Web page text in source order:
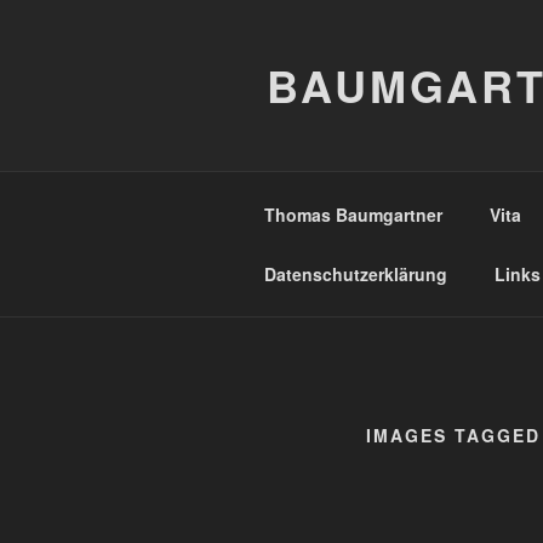
Thomas Baumgartner Vita
Datenschutzerklärung Links
IMAGES